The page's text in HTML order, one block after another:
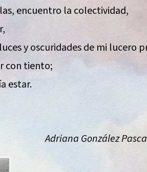
encuentro la colectividad,
y oscuridades de mi lucero
con tiento;
estar.
Adriana González